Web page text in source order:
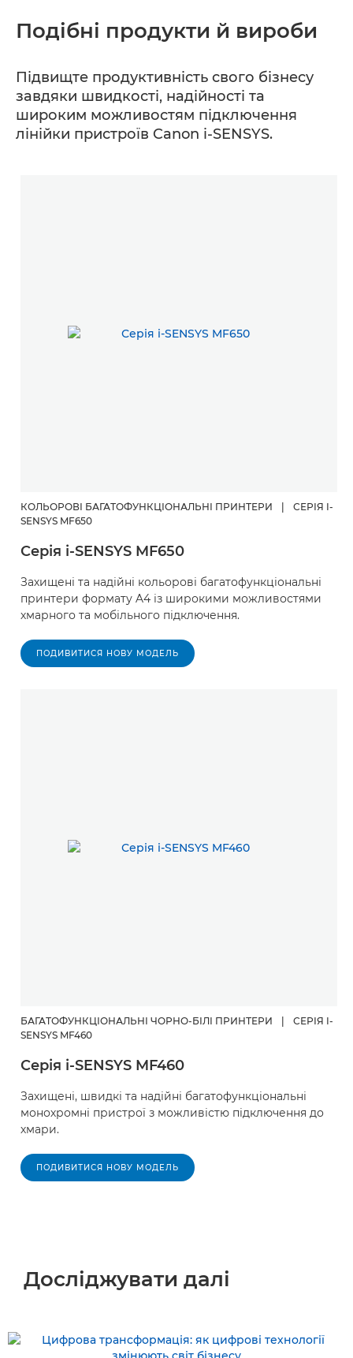
Подібні продукти й вироби
Підвищте продуктивність свого бізнесу
завдяки швидкості, надійності та
широким можливостям підключення
лінійки пристроїв Canon i-SENSYS.
КОЛЬОРОВІ БАГАТОФУНКЦІОНАЛЬНІ ПРИНТЕРИ
СЕРІЯ I-
SENSYS MF650
Серія i-SENSYS MF650
Захищені та надійні кольорові багатофункціональні
принтери формату A4 із широкими можливостями
хмарного та мобільного підключення.
ПОДИВИТИСЯ НОВУ МОДЕЛЬ
БАГАТОФУНКЦІОНАЛЬНІ ЧОРНО-БІЛІ ПРИНТЕРИ
СЕРІЯ I-
SENSYS MF460
Серія i-SENSYS MF460
Захищені, швидкі та надійні багатофункціональні
монохромні пристрої з можливістю підключення до
хмари.
ПОДИВИТИСЯ НОВУ МОДЕЛЬ
Досліджувати далі